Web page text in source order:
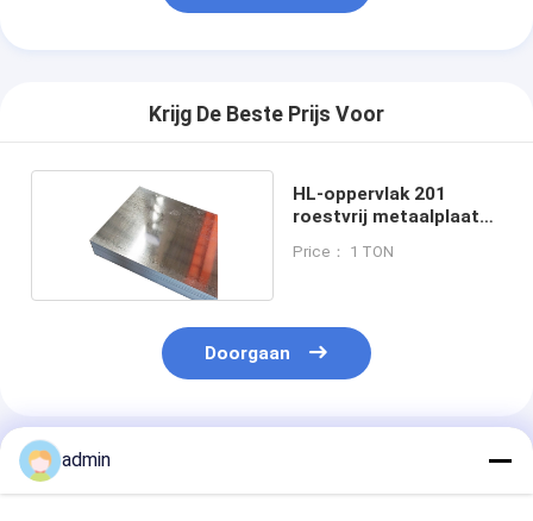
Krijg De Beste Prijs Voor
HL-oppervlak 201
roestvrij metaalplaat
Price： 1 TON
Doorgaan
Geadviseerde Producten
admin